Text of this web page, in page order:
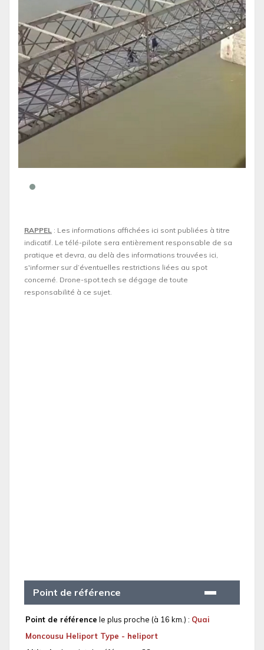
RAPPEL : Les informations affichées ici sont publiées à titre
indicatif. Le télé-pilote sera entièrement responsable de sa
pratique et devra, au delà des informations trouvées ici,
s'informer sur d’éventuelles restrictions liées au spot
concerné. Drone-spot.tech se dégage de toute
responsabilité à ce sujet.
Point de référence
Point de référence le plus proche (à 16 km.) : Quai
Moncousu Heliport Type - heliport